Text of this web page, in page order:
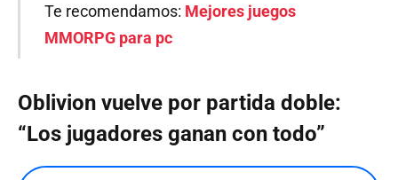
Te recomendamos: Mejores juegos
MMORPG para pc
Oblivion vuelve por partida doble:
“Los jugadores ganan con todo”